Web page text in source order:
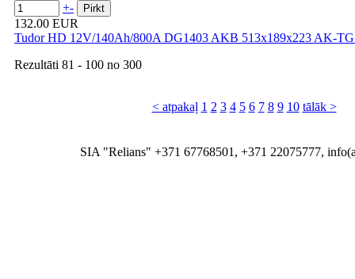
+-
132.00 EUR
Tudor HD 12V/140Ah/800A DG1403 AKB 513x189x223 AK-
Rezultāti 81 - 100 no 300
< atpakaļ 1 2 3 4 5 6 7 8 9 10 tālāk >
SIA "Relians" +371 67768501, +371 22075777,